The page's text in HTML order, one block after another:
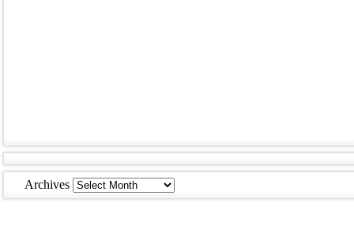
Archives Archives